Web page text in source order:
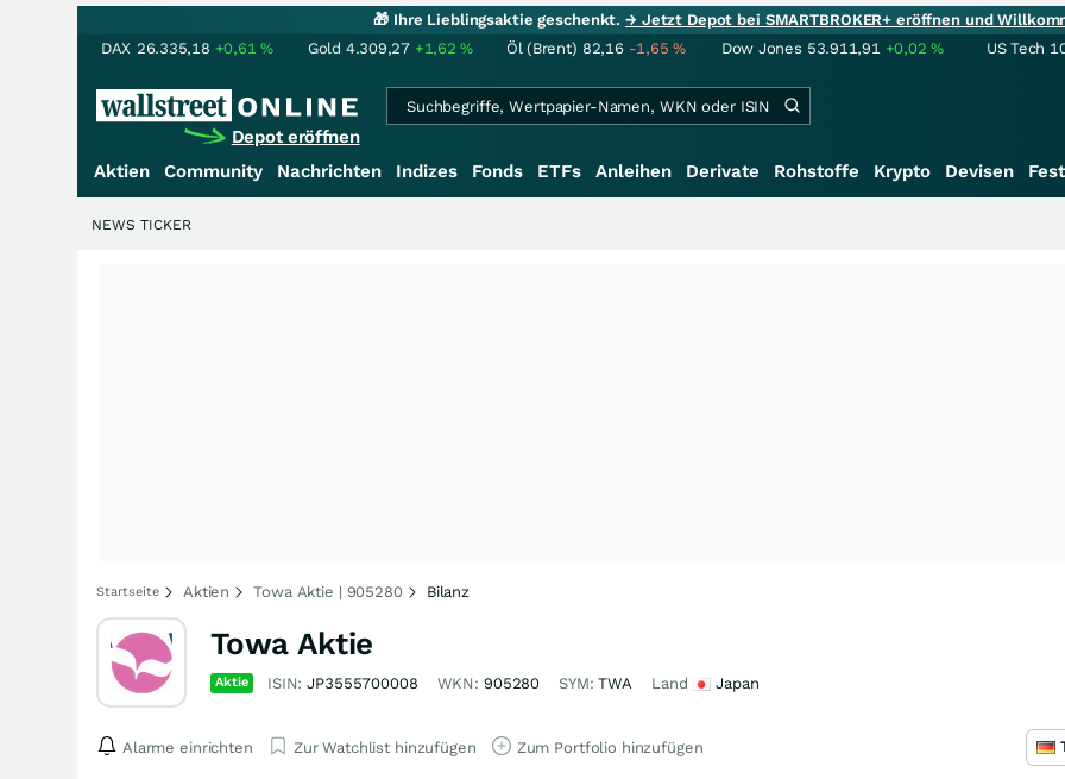
🎁 Ihre Lieblingsaktie geschenkt.→ Jetzt Depot bei SMARTBROKER+ eröffnen und
DAX 26.335,18 +0,61% Gold 4.309,27 +1,62% Öl (Brent) 82,16 -1,65% Dow Jones 53.911,91 +0,02% US Tech
Depot eröffnen
Aktien Community Nachrichten Indizes Fonds ETFs Anleihen Derivate Rohstoffe Krypto Devisen
NEWS TICKER
Startseite Aktien Towa Aktie | 905280 Bilanz
Towa Aktie
Aktie ISIN:JP3555700008 WKN: 905280 SYM:TWA Land Japan
Alarme einrichten Zur Watchlist hinzufügen Zum Portfolio hinzufügen